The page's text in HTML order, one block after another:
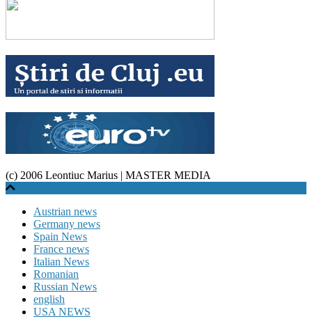
(c) 2006 Leontiuc Marius | MASTER MEDIA
Austrian news
Germany news
Spain News
France news
Italian News
Romanian
Russian News
english
USA NEWS